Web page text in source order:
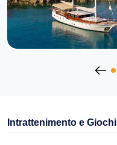
Intrattenimento e Giochi